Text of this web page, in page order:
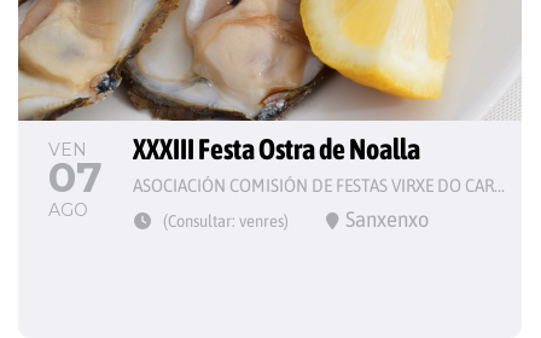
VEN
07
AGO
XXXIII Festa Ostra de Noalla
ASOCIACIÓN COMISIÓN DE FESTAS VIRXE DO CARME
(Consultar: venres) Sanxenxo